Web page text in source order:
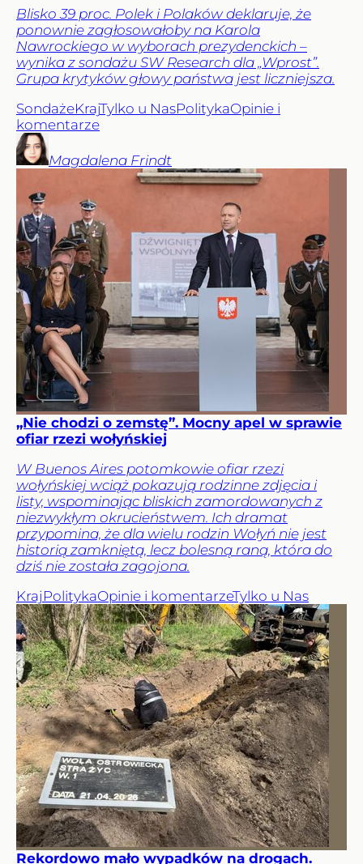
Blisko 39 proc. Polek i Polaków deklaruje, że
ponownie zagłosowałoby na Karola
Nawrockiego w wyborach prezydenckich –
wynika z sondażu SW Research dla „Wprost”.
Grupa krytyków głowy państwa jest liczniejsza.
SondażeKrajTylko u NasPolitykaOpinie i
komentarze
Magdalena Frindt
„Nie chodzi o zemstę”. Mocny apel w sprawie
ofiar rzezi wołyńskiej
W Buenos Aires potomkowie ofiar rzezi
wołyńskiej wciąż pokazują rodzinne zdjęcia i
listy, wspominając bliskich zamordowanych z
niezwykłym okrucieństwem. Ich dramat
przypomina, że dla wielu rodzin Wołyń nie jest
historią zamkniętą, lecz bolesną raną, która do
dziś nie została zagojona.
Kraj PolitykaOpinie i komentarzeTylko u Nas
Rekordowo mało wypadków na drogach.